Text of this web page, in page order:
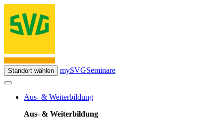
Standort wählen mySVGSeminare
Aus- & Weiterbildung
Aus- & Weiterbildung